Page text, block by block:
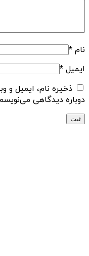
نام *
ایمیل *
ذخیره نام، ایمیل و
دوباره دیدگاهی